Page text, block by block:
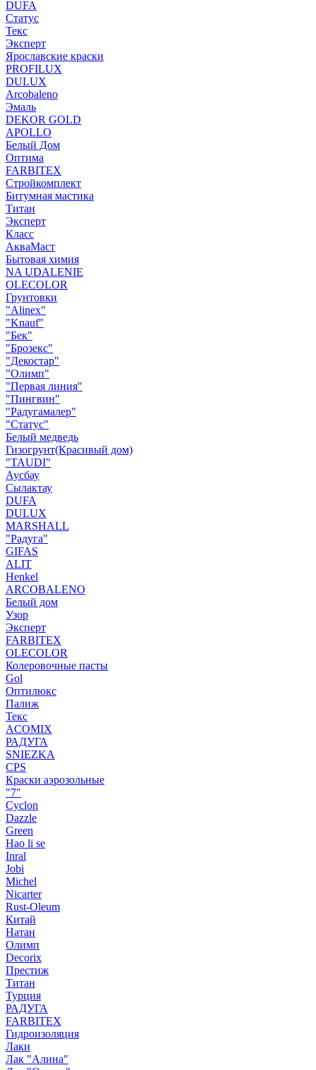
DUFA
Статус
Текс
Эксперт
Ярославские краски
PROFILUX
DULUX
Arcobaleno
Эмаль
DEKOR GOLD
APOLLO
Белый Дом
Оптима
FARBITEX
Стройкомплект
Битумная мастика
Титан
Эксперт
Класс
АкваМаст
Бытовая химия
NA UDALENIE
OLECOLOR
Грунтовки
"Alinex"
"Knauf"
"Бек"
"Брозекс"
"Декостар"
"Олимп"
"Первая линия"
"Пингвин"
"Радугамалер"
"Статус"
Белый медведь
Гизогрунт(Красивый дом)
"TAUDI"
Аусбау
Сылактау
DUFA
DULUX
MARSHALL
"Радуга"
GIFAS
ALIT
Henkel
ARCOBALENO
Белый дом
Узор
Эксперт
FARBITEX
OLECOLOR
Колеровочные пасты
Gol
Оптилюкс
Палиж
Текс
ACOMIX
РАДУГА
SNIEZKA
CPS
Краски аэрозольные
"7"
Cyclon
Dazzle
Green
Hao li se
Inral
Jobi
Michel
Nicarter
Rust-Oleum
Китай
Натан
Олимп
Decorix
Престиж
Титан
Турция
РАДУГА
FARBITEX
Гидроизоляция
Лаки
Лак "Алина"